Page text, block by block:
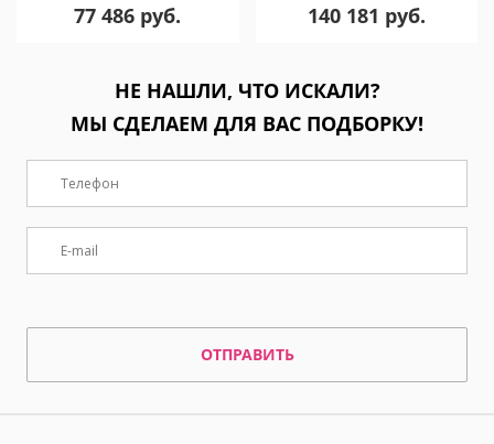
77 486 руб. 140 181 руб.
НЕ НАШЛИ, ЧТО ИСКАЛИ?
МЫ СДЕЛАЕМ ДЛЯ ВАС ПОДБОРКУ!
ОТПРАВИТЬ